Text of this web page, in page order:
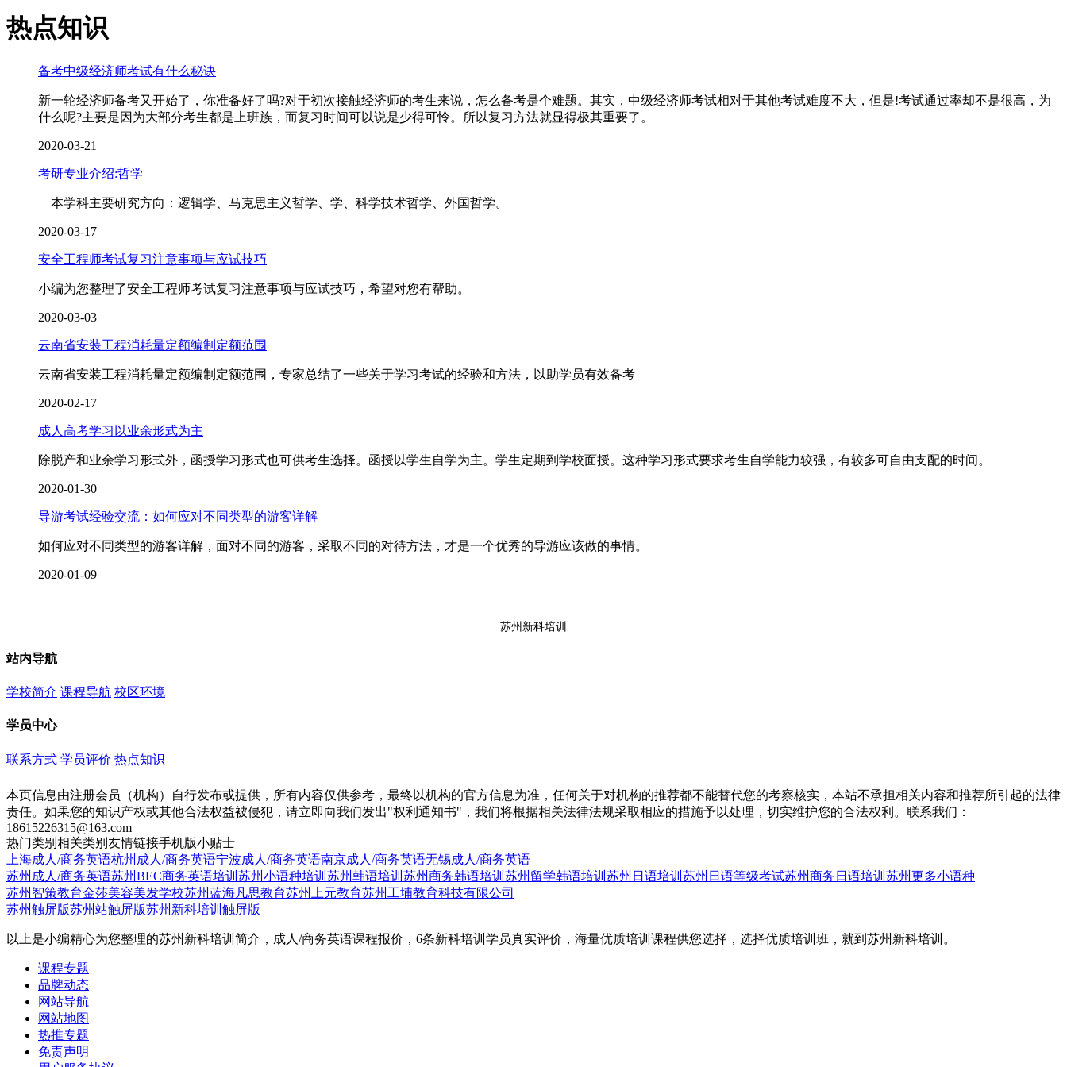
热点知识
备考中级经济师考试有什么秘诀
新一轮经济师备考又开始了，你准备好了吗?对于初次接触经济师的考生来说，怎么备考是个难题。其实，中级经济师考试相对于其他考试难度不大，但是!考试通过率却不是很高，为
什么呢?主要是因为大部分考生都是上班族，而复习时间可以说是少得可怜。所以复习方法就显得极其重要了。
2020-03-21
考研专业介绍:哲学
本学科主要研究方向：逻辑学、马克思主义哲学、学、科学技术哲学、外国哲学。
2020-03-17
安全工程师考试复习注意事项与应试技巧
小编为您整理了安全工程师考试复习注意事项与应试技巧，希望对您有帮助。
2020-03-03
云南省安装工程消耗量定额编制定额范围
云南省安装工程消耗量定额编制定额范围，专家总结了一些关于学习考试的经验和方法，以助学员有效备考
2020-02-17
成人高考学习以业余形式为主
除脱产和业余学习形式外，函授学习形式也可供考生选择。函授以学生自学为主。学生定期到学校面授。这种学习形式要求考生自学能力较强，有较多可自由支配的时间。
2020-01-30
导游考试经验交流：如何应对不同类型的游客详解
如何应对不同类型的游客详解，面对不同的游客，采取不同的对待方法，才是一个优秀的导游应该做的事情。
2020-01-09
苏州新科培训
站内导航
学校简介 课程导航 校区环境
学员中心
联系方式 学员评价 热点知识
本页信息由注册会员（机构）自行发布或提供，所有内容仅供参考，最终以机构的官方信息为准，任何关于对机构的推荐都不能替代您的考察核实，本站不承担相关内容和推荐所引起的法律
责任。如果您的知识产权或其他合法权益被侵犯，请立即向我们发出"权利通知书"，我们将根据相关法律法规采取相应的措施予以处理，切实维护您的合法权利。联系我们：
18615226315@163.com
热门类别 相关类别 友情链接手机版小贴士
上海成人/商务英语杭州成人/商务英语宁波成人/商务英语南京成人/商务英语无锡成人/商务英语
苏州成人/商务英语苏州BEC商务英语培训 苏州小语种培训 苏州韩语培训 苏州商务韩语培训 苏州留学韩语培训 苏州日语培训 苏州日语等级考试苏州商务日语培训 苏州更多小语种
苏州智策教育金莎美容美发学校苏州蓝海凡思教育苏州上元教育苏州工埔教育科技有限公司
苏州触屏版苏州站触屏版苏州新科培训触屏版
以上是小编精心为您整理的苏州新科培训简介，成人/商务英语课程报价，6条新科培训学员真实评价，海量优质培训课程供您选择，选择优质培训班，就到苏州新科培训。
课程专题
品牌动态
网站导航
网站地图
热推专题
免责声明